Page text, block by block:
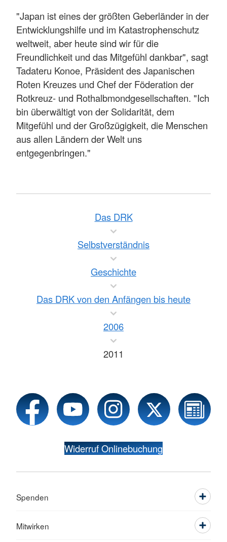
"Japan ist eines der größten Geberländer in der
Entwicklungshilfe und im Katastrophenschutz
weltweit, aber heute sind wir für die
Freundlichkeit und das Mitgefühl dankbar", sagt
Tadateru Konoe, Präsident des Japanischen
Roten Kreuzes und Chef der Föderation der
Rotkreuz- und Rothalbmondgesellschaften. "Ich
bin überwältigt von der Solidarität, dem
Mitgefühl und der Großzügigkeit, die Menschen
aus allen Ländern der Welt uns
entgegenbringen."
Das DRK
Selbstverständnis
Geschichte
Das DRK von den Anfängen bis heute
2006
2011
Widerruf Onlinebuchung
Spenden
Mitwirken